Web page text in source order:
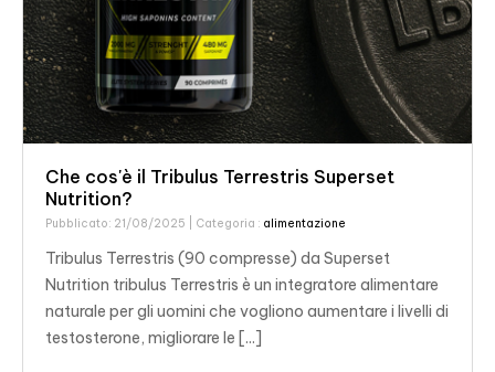
Che cos'è il Tribulus Terrestris Superset
Nutrition?
Pubblicato: 21/08/2025 | Categoria : alimentazione
Tribulus Terrestris (90 compresse) da Superset
Nutrition tribulus Terrestris è un integratore alimentare
naturale per gli uomini che vogliono aumentare i livelli di
testosterone, migliorare le [...]